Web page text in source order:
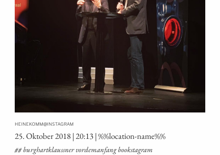
HEINEKOMM@INSTAGRAM
25. Okto­ber 2018 | 20:13 | %%loca­ti­on-name%%
## burg­hart­kl­auss­ner vor­dem­an­fang booksta­gram